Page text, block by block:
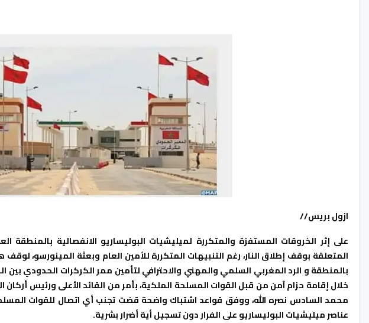
ازول بريس//
على إثر الخروقات المستفزة والمتكررة لميليشيات البوليساريو الانفصالية بالمنطقة
المتعلقة بوقف إطلاق النار، رغم التنبيهات المتكررة للأمين العام وبعثة المينورسو،
بالمنطقة و الرد المغربي السلمي والمهني والاحترافي لتأمين ممر الكركرات الحدودي
خلال إقامة حزام آمن من قبل القوات المسلحة الملكية، بأمر من القائد الأعلى ورئيس
محمد السادس نصره الله، ووفق قواعد اشتباك واضحة قضت تجنب أي اتصال للقوات
عناصر ميليشيات البوليساريو على الفرار دون تسجيل أية أضرار بشرية.